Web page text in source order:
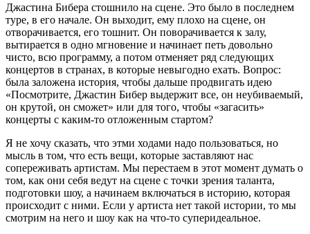
Джастина Бибера стошнило на сцене. Это было в последнем
туре, в его начале. Он выходит, ему плохо на сцене, он
отворачивается, его тошнит. Он поворачивается к залу,
вытирается в одно мгновение и начинает петь довольно
чисто, всю программу, а потом отменяет ряд следующих
концертов в странах, в которые невыгодно ехать. Вопрос:
была заложена история, чтобы дальше продвигать идею
«Посмотрите, Джастин Бибер выдержит все, он неубиваемый,
он крутой, он сможет» или для того, чтобы «загасить»
концерты с каким-то отложенным стартом?
Я не хочу сказать, что этми ходами надо пользоваться, но
мысль в том, что есть вещи, которые заставляют нас
сопереживать артистам. Мы перестаем в этот момент думать о
том, как они себя ведут на сцене с точки зрения таланта,
подготовки шоу, а начинаем включаться в историю, которая
происходит с ними. Если у артиста нет такой истории, то мы
смотрим на него и шоу как на что-то суперидеальное.